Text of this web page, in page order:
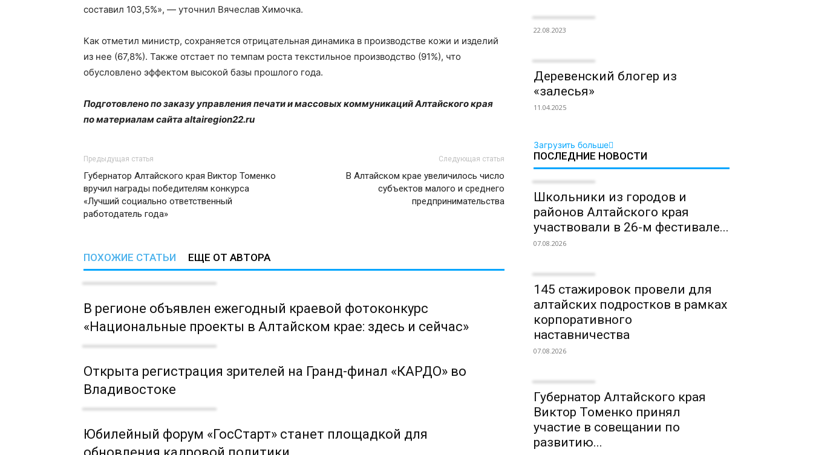
составил 103,5%», — уточнил Вячеслав Химочка.
Как отметил министр, сохраняется отрицательная динамика в производстве кожи и изделий
из нее (67,8%). Также отстает по темпам роста текстильное производство (91%), что
обусловлено эффектом высокой базы прошлого года.
Подготовлено по заказу управления печати и массовых коммуникаций Алтайского края
по материалам сайта altairegion22.ru
Предыдущая статья
Губернатор Алтайского края Виктор Томенко
вручил награды победителям конкурса
«Лучший социально ответственный
работодатель года»
Следующая статья
В Алтайском крае увеличилось число
субъектов малого и среднего
предпринимательства
ПОХОЖИЕ СТАТЬИ ЕЩЕ ОТ АВТОРА
В регионе объявлен ежегодный краевой фотоконкурс
«Национальные проекты в Алтайском крае: здесь и сейчас»
Открыта регистрация зрителей на Гранд-финал «КАРДО» во
Владивостоке
Юбилейный форум «ГосСтарт» станет площадкой для
22.08.2023
Деревенский блогер из
«залесья»
11.04.2025
Загрузить больше
ПОСЛЕДНИЕ НОВОСТИ
Школьники из городов и
районов Алтайского края
участвовали в 26-м фестивале...
07.08.2026
145 стажировок провели для
алтайских подростков в рамках
корпоративного
наставничества
07.08.2026
Губернатор Алтайского края
Виктор Томенко принял
участие в совещании по
развитию...